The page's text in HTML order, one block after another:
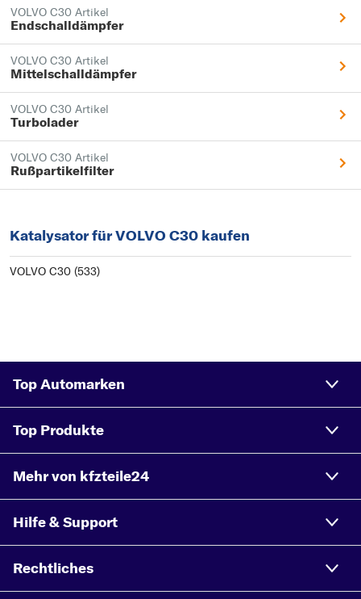
VOLVO C30 Artikel
Endschalldämpfer
VOLVO C30 Artikel
Mittelschalldämpfer
VOLVO C30 Artikel
Turbolader
VOLVO C30 Artikel
Rußpartikelfilter
Katalysator für VOLVO C30 kaufen
VOLVO C30 (533)
Top Automarken
Top Produkte
Mehr von kfzteile24
Hilfe & Support
Rechtliches